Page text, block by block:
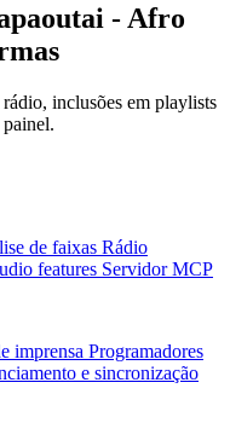
- Afro
inclusões em playlists
de faixas Rádio
features Servidor MCP
imprensa Programadores
e sincronização